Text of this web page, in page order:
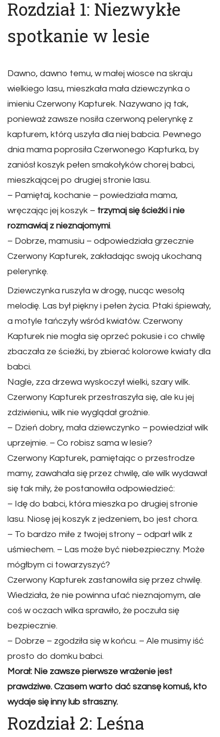
Rozdział 1: Niezwykłe
spotkanie w lesie
Dawno, dawno temu, w małej wiosce na skraju
wielkiego lasu, mieszkała mała dziewczynka o
imieniu Czerwony Kapturek. Nazywano ją tak,
ponieważ zawsze nosiła czerwoną pelerynkę z
kapturem, którą uszyła dla niej babcia. Pewnego
dnia mama poprosiła Czerwonego Kapturka, by
zaniósł koszyk pełen smakołyków chorej babci,
mieszkającej po drugiej stronie lasu.
– Pamiętaj, kochanie – powiedziała mama,
wręczając jej koszyk – trzymaj się ścieżki i nie
rozmawiaj z nieznajomymi.
– Dobrze, mamusiu – odpowiedziała grzecznie
Czerwony Kapturek, zakładając swoją ukochaną
pelerynkę.
Dziewczynka ruszyła w drogę, nucąc wesołą
melodię. Las był piękny i pełen życia. Ptaki śpiewały,
a motyle tańczyły wśród kwiatów. Czerwony
Kapturek nie mogła się oprzeć pokusie i co chwilę
zbaczała ze ścieżki, by zbierać kolorowe kwiaty dla
babci.
Nagle, zza drzewa wyskoczył wielki, szary wilk.
Czerwony Kapturek przestraszyła się, ale ku jej
zdziwieniu, wilk nie wyglądał groźnie.
– Dzień dobry, mała dziewczynko – powiedział wilk
uprzejmie. – Co robisz sama w lesie?
Czerwony Kapturek, pamiętając o przestrodze
mamy, zawahała się przez chwilę, ale wilk wydawał
się tak miły, że postanowiła odpowiedzieć:
– Idę do babci, która mieszka po drugiej stronie
lasu. Niosę jej koszyk z jedzeniem, bo jest chora.
– To bardzo miłe z twojej strony – odparł wilk z
uśmiechem. – Las może być niebezpieczny. Może
mógłbym ci towarzyszyć?
Czerwony Kapturek zastanowiła się przez chwilę.
Wiedziała, że nie powinna ufać nieznajomym, ale
coś w oczach wilka sprawiło, że poczuła się
bezpiecznie.
– Dobrze – zgodziła się w końcu. – Ale musimy iść
prosto do domku babci.
Morał: Nie zawsze pierwsze wrażenie jest
prawdziwe. Czasem warto dać szansę komuś, kto
wydaje się inny lub straszny.
Rozdział 2: Leśna